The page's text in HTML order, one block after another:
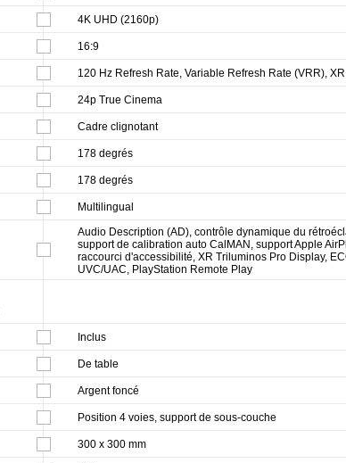
4K UHD (2160p)
16:9
120 Hz Refresh Rate, Variable Refresh Rate (VRR),
24p True Cinema
Cadre clignotant
178 degrés
178 degrés
Multilingual
Audio Description (AD), contrôle dynamique du
support de calibration auto CalMAN, support Apple
raccourci d'accessibilité, XR Triluminos Pro Display,
UVC/UAC, PlayStation Remote Play
Inclus
De table
Argent foncé
Position 4 voies, support de sous-couche
300 x 300 mm